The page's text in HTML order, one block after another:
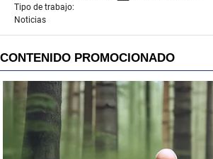
Tipo de trabajo:
Noticias